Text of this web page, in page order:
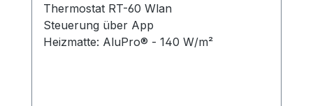
Thermostat RT-60 Wlan
Steuerung über App
Heizmatte: AluPro® - 140 W/m²